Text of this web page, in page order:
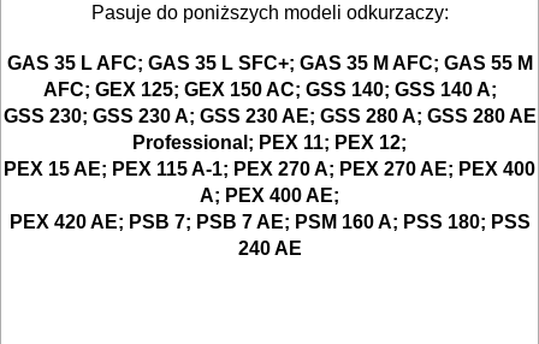
Do
kluczy
udarowych
Do
lamelownic
Pasuje do poniższych modeli odkurzaczy:
GAS 35 L AFC; GAS 35 L SFC+; GAS 35 M AFC; GAS 55 M
AFC; GEX 125; GEX 150 AC; GSS 140; GSS 140 A;
GSS 230; GSS 230 A; GSS 230 AE; GSS 280 A; GSS 280 AE
Professional; PEX 11; PEX 12;
PEX 15 AE; PEX 115 A-1; PEX 270 A; PEX 270 AE; PEX 400
A; PEX 400 AE;
PEX 420 AE; PSB 7; PSB 7 AE; PSM 160 A; PSS 180; PSS
240 AE